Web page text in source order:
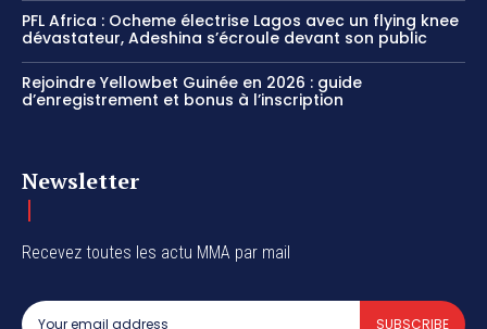
PFL Africa : Ocheme électrise Lagos avec un flying knee
dévastateur, Adeshina s’écroule devant son public
Rejoindre Yellowbet Guinée en 2026 : guide
d’enregistrement et bonus à l’inscription
Newsletter
Recevez toutes les actu MMA par mail
SUBSCRIBE